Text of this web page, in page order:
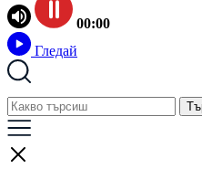
00:00
Гледай